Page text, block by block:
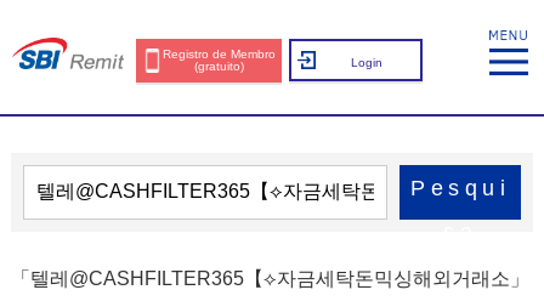
Registro de Membro
(gratuito)
Login
Pesqui
「텔레@CASHFILTER365【⟡자금세탁돈믹싱해외거래소」